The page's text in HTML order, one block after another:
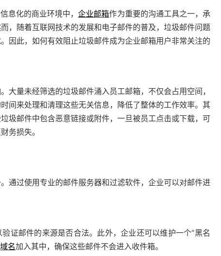
息化的商业环境中，企业邮箱作为重要的沟通工具之一，承
，随着互联网技术的发展和电子邮件的普及，垃圾邮件问题
因此，如何有效阻止垃圾邮件成为企业邮箱用户非常关注的
大量未经筛选的垃圾邮件涌入员工邮箱，不仅会占用空间，
间来处理和清理这些无关信息，降低了整体的工作效率。其
圾邮件中包含恶意链接或附件，一旦被员工点击或下载，可
务损失。
通过使用专业的邮件服务器和过滤软件，企业可以对邮件进
证邮件的来源是否合法。此外，企业还可以维护一个“黑名
域名加入其中，确保这些邮件不会进入收件箱。